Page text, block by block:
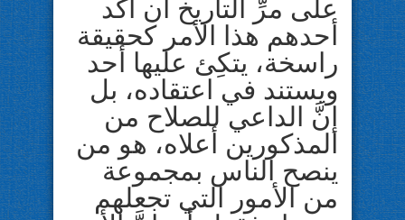
على مرِّ التاريخ أن أكد
أحدهم هذا الأمر كحقيقة
راسخة، يتكِئ عليها أحد
ويستند في اعتقاده، بل
إنَّ الداعي للصلاح من
المذكورين أعلاه، هو من
ينصح الناس بمجموعة
من الأمور التي تجعلهم